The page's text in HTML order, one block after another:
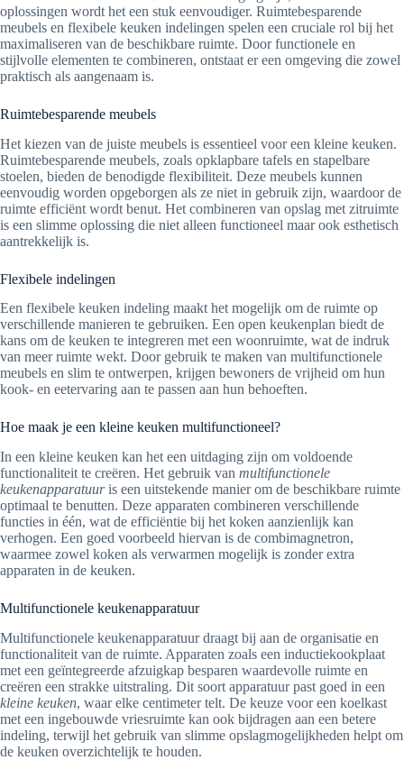
oplossingen wordt het een stuk eenvoudiger. Ruimtebesparende
meubels en flexibele keuken indelingen spelen een cruciale rol bij het
maximaliseren van de beschikbare ruimte. Door functionele en
stijlvolle elementen te combineren, ontstaat er een omgeving die zowel
praktisch als aangenaam is.
Ruimtebesparende meubels
Het kiezen van de juiste meubels is essentieel voor een kleine keuken.
Ruimtebesparende meubels, zoals opklapbare tafels en stapelbare
stoelen, bieden de benodigde flexibiliteit. Deze meubels kunnen
eenvoudig worden opgeborgen als ze niet in gebruik zijn, waardoor de
ruimte efficiënt wordt benut. Het combineren van opslag met zitruimte
is een slimme oplossing die niet alleen functioneel maar ook esthetisch
aantrekkelijk is.
Flexibele indelingen
Een flexibele keuken indeling maakt het mogelijk om de ruimte op
verschillende manieren te gebruiken. Een open keukenplan biedt de
kans om de keuken te integreren met een woonruimte, wat de indruk
van meer ruimte wekt. Door gebruik te maken van multifunctionele
meubels en slim te ontwerpen, krijgen bewoners de vrijheid om hun
kook- en eetervaring aan te passen aan hun behoeften.
Hoe maak je een kleine keuken multifunctioneel?
In een kleine keuken kan het een uitdaging zijn om voldoende
functionaliteit te creëren. Het gebruik van multifunctionele
keukenapparatuuris een uitstekende manier om de beschikbare ruimte
optimaal te benutten. Deze apparaten combineren verschillende
functies in één, wat de efficiëntie bij het koken aanzienlijk kan
verhogen. Een goed voorbeeld hiervan is de combimagnetron,
waarmee zowel koken als verwarmen mogelijk is zonder extra
apparaten in de keuken.
Multifunctionele keukenapparatuur
Multifunctionele keukenapparatuur draagt bij aan de organisatie en
functionaliteit van de ruimte. Apparaten zoals een inductiekookplaat
met een geïntegreerde afzuigkap besparen waardevolle ruimte en
creëren een strakke uitstraling. Dit soort apparatuur past goed in een
kleine keuken, waar elke centimeter telt. De keuze voor een koelkast
met een ingebouwde vriesruimte kan ook bijdragen aan een betere
indeling, terwijl het gebruik van slimme opslagmogelijkheden helpt om
de keuken overzichtelijk te houden.